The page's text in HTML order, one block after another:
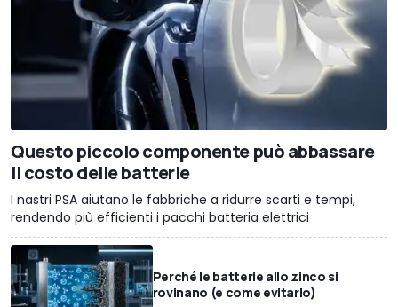
Questo piccolo componente può abbassare
il costo delle batterie
I nastri PSA aiutano le fabbriche a ridurre scarti e tempi,
rendendo più efficienti i pacchi batteria elettrici
Perché le batterie allo zinco si
rovinano (e come evitarlo)